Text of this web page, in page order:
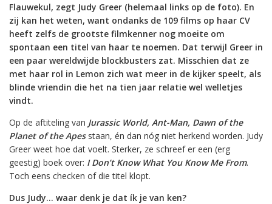
Flauwekul, zegt Judy Greer (helemaal links op de foto). En
zij kan het weten, want ondanks de 109 films op haar CV
heeft zelfs de grootste filmkenner nog moeite om
spontaan een titel van haar te noemen. Dat terwijl Greer in
een paar wereldwijde blockbusters zat. Misschien dat ze
met haar rol in Lemon zich wat meer in de kijker speelt, als
blinde vriendin die het na tien jaar relatie wel welletjes
vindt.
Op de aftiteling van Jurassic World, Ant-Man, Dawn of the
Planet of the Apesstaan, én dan nóg niet herkend worden. Judy
Greer weet hoe dat voelt. Sterker, ze schreef er een (erg
geestig) boek over: I Don’t Know What You Know Me From.
Toch eens checken of die titel klopt.
Dus Judy… waar denk je dat ík je van ken?